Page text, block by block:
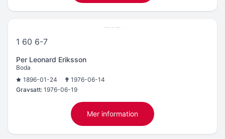
1 60 6-7
Per Leonard Eriksson
Boda
1896-01-24
1976-06-14
Gravsatt: 1976-06-19
Mer information